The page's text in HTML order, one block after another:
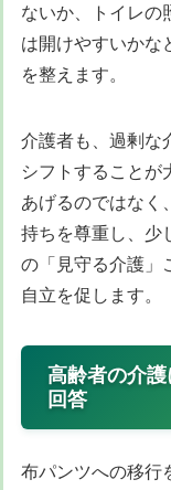
ないか、トイレの
は開けやすいかな
を整えます。
介護者も、過剰な
シフトすることが
あげるのではなく
持ちを尊重し、少
の「見守る介護」
自立を促します。
高齢者の介
回答
布パンツへの移行